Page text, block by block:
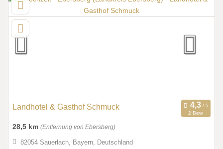
Landhotel & Gasthof Schmuck
2 Bew.
28,5 km (Entfernung von Ebersberg)
82054 Sauerlach, Bayern, Deutschland